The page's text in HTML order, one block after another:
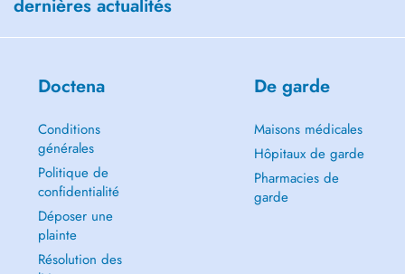
dernières actualités
Doctena
Conditions
générales
Politique de
confidentialité
Déposer une
plainte
Résolution des
De garde
Maisons médicales
Hôpitaux de garde
Pharmacies de
garde